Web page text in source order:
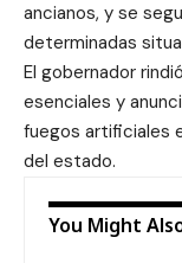
ancianos, y se
determinadas
El gobernador
esenciales y
fuegos artificiales
del estado.
You Might